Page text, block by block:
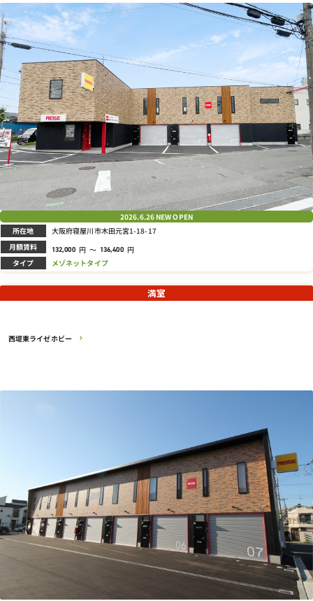
2026.6.26NEW OPEN
所在地 大阪府寝屋川市木田元宮1-18-17
月額賃料 132,000 円 ～ 136,400 円
タイプ メゾネットタイプ
西堤東ライゼホビー
満室